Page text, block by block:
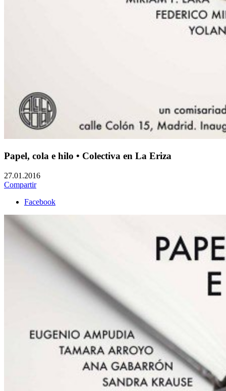
Papel, cola e hilo • Colectiva en La Eriza
27.01.2016
Compartir
Facebook